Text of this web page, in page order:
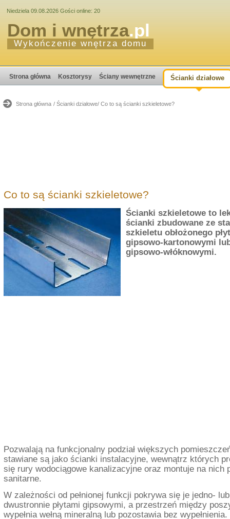
Niedziela 09.08.2026 Gości online: 20
Dom i wnętrza.pl
Wykończenie wnętrza domu
Strona główna Kosztorysy Ściany wewnętrzne Ścianki działowe
Strona główna / Ścianki działowe/ Co to są ścianki szkieletowe?
Co to są ścianki szkieletowe?
Ścianki szkieletowe to
ścianki zbudowane ze
szkieletu obłożonego
gipsowo-kartonowymi
gipsowo-włóknowymi.
Pozwalają na funkcjonalny podział większych
stawiane są jako ścianki instalacyjne, wewnątrz których
się rury wodociągowe kanalizacyjne oraz montuje na nich
sanitarne.
W zależności od pełnionej funkcji pokrywa się je jedno- lub
dwustronnie płytami gipsowymi, a przestrzeń między
wypełnia wełną mineralną lub pozostawia bez wypełnienia.